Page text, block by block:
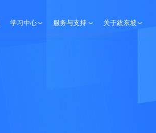
学习中心 服务与支持 关于蔬东坡